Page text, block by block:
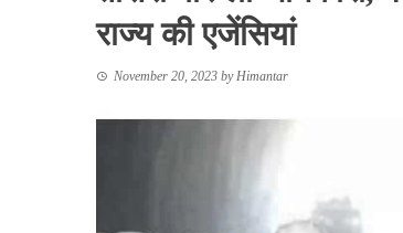
राज्य की एजेंसियां
November 20, 2023 byHimantar